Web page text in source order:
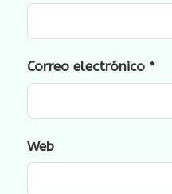
Correo electrónico *
Web